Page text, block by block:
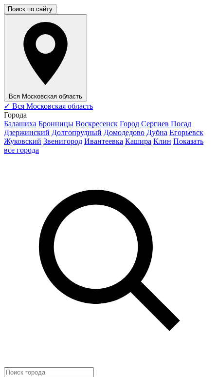
Поиск по сайту
Вся Московская область
✓ Вся Московская область
Города
Балашиха Бронницы Воскресенск Город Сергиев Посад
Дзержинский Долгопрудный Домодедово Дубна Егорьевск
Жуковский Звенигород Ивантеевка Кашира Клин Показать
все города